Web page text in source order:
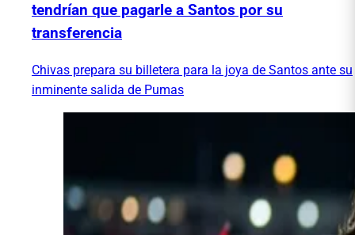
tendrían que pagarle a Santos por su
transferencia
Chivas prepara su billetera para la joya de Santos ante su
inminente salida de Pumas